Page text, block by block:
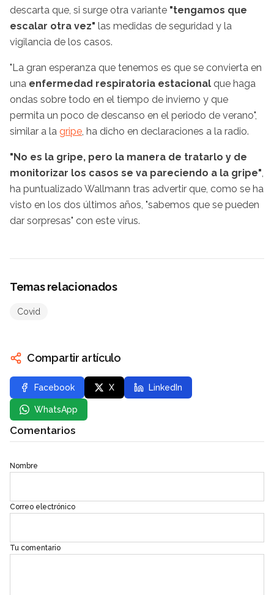
descarta que, si surge otra variante "tengamos que
escalar otra vez" las medidas de seguridad y la
vigilancia de los casos.
"La gran esperanza que tenemos es que se convierta en
una enfermedad respiratoria estacional que haga
ondas sobre todo en el tiempo de invierno y que
permita un poco de descanso en el periodo de verano",
similar a la gripe , ha dicho en declaraciones a la radio.
"No es la gripe, pero la manera de tratarlo y de
monitorizar los casos se va pareciendo a la gripe"
ha puntualizado Wallmann tras advertir que, como se ha
visto en los dos últimos años, "sabemos que se pueden
dar sorpresas" con este virus.
Temas relacionados
Covid
Compartir artículo
Facebook X LinkedIn
WhatsApp
Comentarios
Nombre
Correo electrónico
Tu comentario